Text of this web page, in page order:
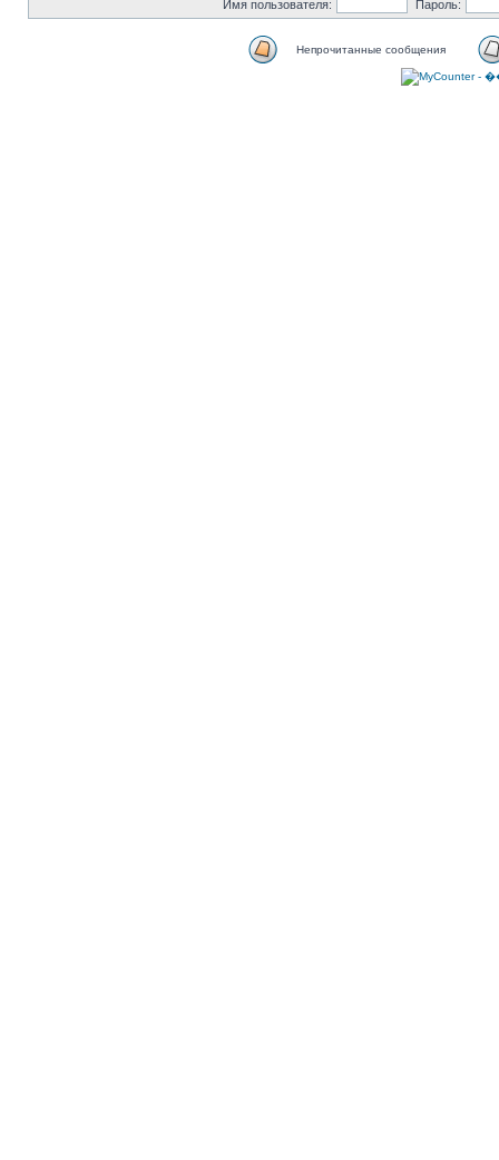
Имя пользователя: Пароль:
Непрочитанные сообщения